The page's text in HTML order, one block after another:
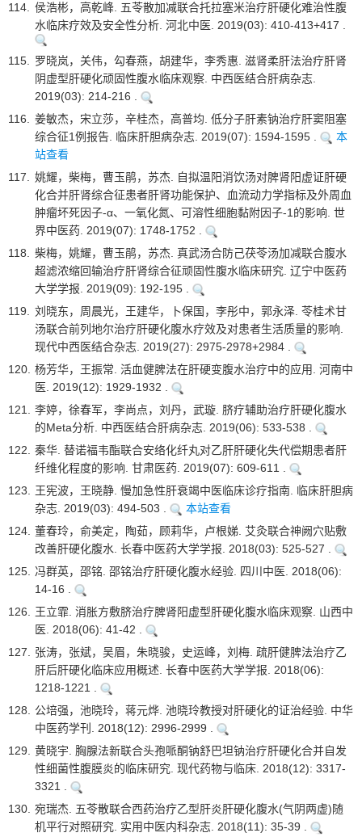
114. 侯浩彬，高乾峰. 五苓散加减联合托拉塞米治疗肝硬化难治性腹
水临床疗效及安全性分析. 河北中医. 2019(03): 410-413+417 .
115. 罗晓岚，关伟，勾春燕，胡建华，李秀惠. 滋肾柔肝法治疗肝肾
阴虚型肝硬化顽固性腹水临床观察. 中西医结合肝病杂志.
2019(03): 214-216 .
116. 姜敏杰，宋立莎，辛桂杰，高普均. 低分子肝素钠治疗肝窦阻塞
综合征1例报告. 临床肝胆病杂志. 2019(07): 1594-1595 .
本
站查看
117. 姚耀，柴梅，曹玉鹃，苏杰. 自拟温阳消饮汤对脾肾阳虚证肝硬
化合并肝肾综合征患者肝肾功能保护、血流动力学指标及外周血
肿瘤坏死因子-α、一氧化氮、可溶性细胞黏附因子-1的影响. 世
界中医药. 2019(07): 1748-1752 .
118. 柴梅，姚耀，曹玉鹃，苏杰. 真武汤合防己茯苓汤加减联合腹水
超滤浓缩回输治疗肝肾综合征顽固性腹水临床研究. 辽宁中医药
大学学报. 2019(09): 192-195 .
119. 刘晓东，周晨光，王建华，卜保国，李彤中，郭永泽. 苓桂术甘
汤联合前列地尔治疗肝硬化腹水疗效及对患者生活质量的影响.
现代中西医结合杂志. 2019(27): 2975-2978+2984 .
120. 杨芳华，王振常. 活血健脾法在肝硬变腹水治疗中的应用. 河南中
医. 2019(12): 1929-1932 .
121. 李婷，徐春军，李尚点，刘丹，武璇. 脐疗辅助治疗肝硬化腹水
的Meta分析. 中西医结合肝病杂志. 2019(06): 533-538 .
122. 秦华. 替诺福韦酯联合安络化纤丸对乙肝肝硬化失代偿期患者肝
纤维化程度的影响. 甘肃医药. 2019(07): 609-611 .
123. 王宪波，王晓静. 慢加急性肝衰竭中医临床诊疗指南. 临床肝胆病
杂志. 2019(03): 494-503 .
本站查看
124. 董春玲，俞美定，陶茹，顾莉华，卢根娣. 艾灸联合神阙穴贴敷
改善肝硬化腹水. 长春中医药大学学报. 2018(03): 525-527 .
125. 冯群英，邵铭. 邵铭治疗肝硬化腹水经验. 四川中医. 2018(06):
14-16 .
126. 王立霏. 消胀方敷脐治疗脾肾阳虚型肝硬化腹水临床观察. 山西中
医. 2018(06): 41-42 .
127. 张涛，张斌，吴眉，朱晓骏，史运峰，刘梅. 疏肝健脾法治疗乙
肝后肝硬化临床应用概述. 长春中医药大学学报. 2018(06):
1218-1221 .
128. 公培强，池晓玲，蒋元烨. 池晓玲教授对肝硬化的证治经验. 中华
中医药学刊. 2018(12): 2996-2999 .
129. 黄晓宇. 胸腺法新联合头孢哌酮钠舒巴坦钠治疗肝硬化合并自发
性细菌性腹膜炎的临床研究. 现代药物与临床. 2018(12): 3317-
3321 .
130. 宛瑞杰. 五苓散联合西药治疗乙型肝炎肝硬化腹水(气阴两虚)随
机平行对照研究. 实用中医内科杂志. 2018(11): 35-39 .